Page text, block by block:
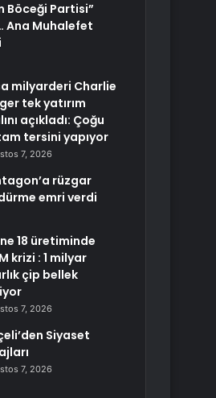
Böceği Partisi”
Ana Muhalefet
milyarderi Charlie
tek yatırım
açıkladı: Çoğu
tersini yapıyor
7, 2026
rüzgar
emri verdi
18 üretiminde
krizi : 1 milyar
çip bellek
7, 2026
Siyaset
7, 2026